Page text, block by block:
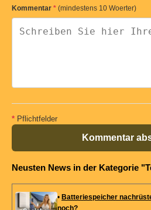
Kommentar * (mindestens 10 Woerter)
* Pflichtfelder
Kommentar
Neusten News in der Kategorie
• Batteriespeicher
noch?